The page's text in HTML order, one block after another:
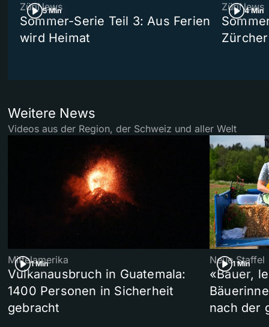
5 Min
ZüriNews
Sommer-Serie Teil 3: Aus Ferien
wird Heimat
4 Min
ZüriNews
Weitere News
Videos aus der Region, der Schweiz und aller Welt
1 Min
Mittelamerika
Vulkanausbruch in Guatemala:
1400 Personen in Sicherheit
gebracht
1 Min
Neue Staffel
«Bauer,
nach der